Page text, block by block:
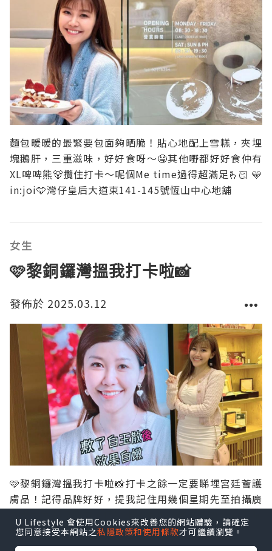
麵包暖暖的最緊要包面夠晒脆！貼心地配上雪糕，夾埋
塊鵝肝，三重滋味，好好食呀～🤤其他嘢都好好食仲有
XL啤啤熊🐻攬住打卡～呢個Me time過得超滿足🫰🏻 🩵
in:joi🩵灣仔皇后大道東141-145號恆山中心地舖
女生
🩷黎銅鑼灣搵我打卡啦📸
發佈於 2025.03.12
🩷黎銅鑼灣搵我打卡啦📸打卡之餘一定要睇埋宮廷薈護
膚品！記得品牌好好，提我記住用幾個星期先至拍攝廣
告🎥大家都見到前後個對比係差好遠🫣 一個好值得回購
嘅品牌❣️ Thanks for having me💕
U Lifestyle 會使用Cookies來改善您的網站體驗，請確定
您同意接受本網站之私隱政策和使用條款才可繼續瀏覽。